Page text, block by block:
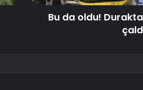
Bu da oldu!